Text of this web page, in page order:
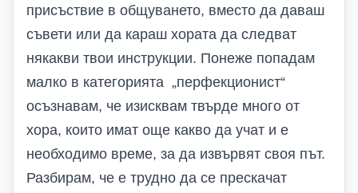
присъствие в общуването, вместо да даваш
съвети или да караш хората да следват
някакви твои инструкции. Понеже попадам
малко в категорията „перфекционист“
осъзнавам, че изисквам твърде много от
хора, които имат още какво да учат и е
необходимо време, за да извървят своя път.
Разбирам, че е трудно да се прескачат